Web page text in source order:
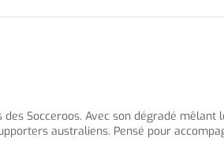
Socceroos. Avec son dégradé mêlant
australiens. Pensé pour